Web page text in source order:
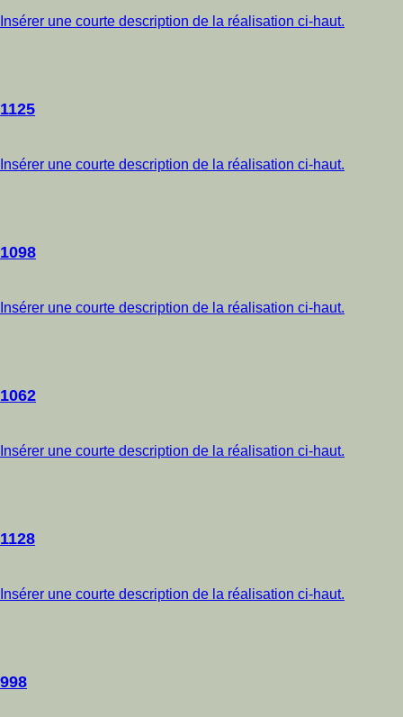
Insérer une courte description de la réalisation ci-haut.
1125
Insérer une courte description de la réalisation ci-haut.
1098
Insérer une courte description de la réalisation ci-haut.
1062
Insérer une courte description de la réalisation ci-haut.
1128
Insérer une courte description de la réalisation ci-haut.
998